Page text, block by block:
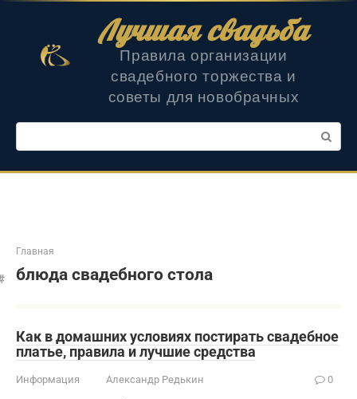
Лучшая свадьба
Правила организации
свадебного торжества и
советы для новобрачных
Поиск:
Главная
блюда свадебного стола
Как в домашних условиях постирать свадебное
платье, правила и лучшие средства
Информация Александр Редькин 0